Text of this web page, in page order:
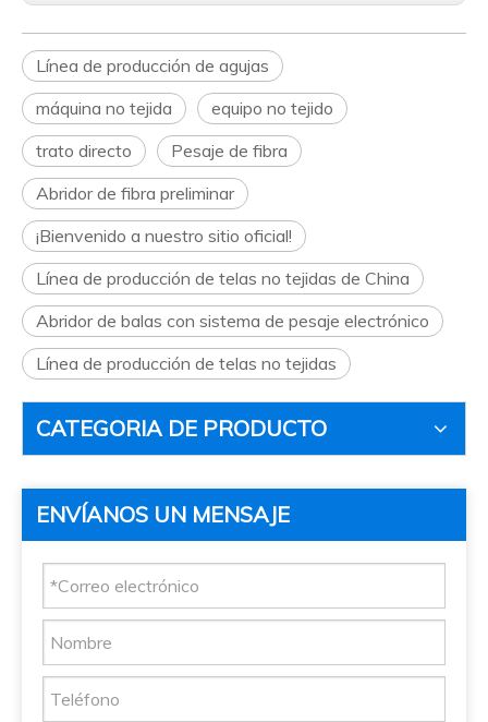
Línea de producción de agujas
máquina no tejida
equipo no tejido
trato directo
Pesaje de fibra
Abridor de fibra preliminar
¡Bienvenido a nuestro sitio oficial!
Línea de producción de telas no tejidas de China
Abridor de balas con sistema de pesaje electrónico
Línea de producción de telas no tejidas
CATEGORIA DE PRODUCTO
ENVÍANOS UN MENSAJE